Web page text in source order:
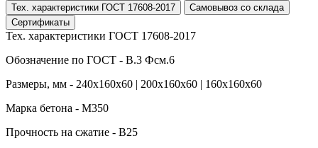
Тех. характеристики ГОСТ 17608-2017
Самовывоз со склада
Сертификаты
Тех. характеристики ГОСТ 17608-2017
Обозначение по ГОСТ - В.3 Фсм.6
Размеры, мм - 240х160х60 | 200х160х60 | 160х160х60
Марка бетона - М350
Прочность на сжатие - B25